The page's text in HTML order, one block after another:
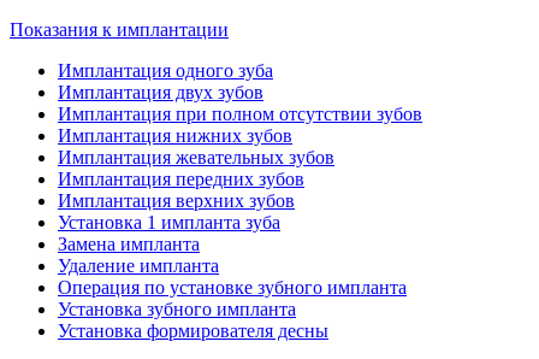
Показания к имплантации
Имплантация одного зуба
Имплантация двух зубов
Имплантация при полном отсутствии зубов
Имплантация нижних зубов
Имплантация жевательных зубов
Имплантация передних зубов
Имплантация верхних зубов
Установка 1 импланта зуба
Замена импланта
Удаление импланта
Операция по установке зубного импланта
Установка зубного импланта
Установка формирователя десны